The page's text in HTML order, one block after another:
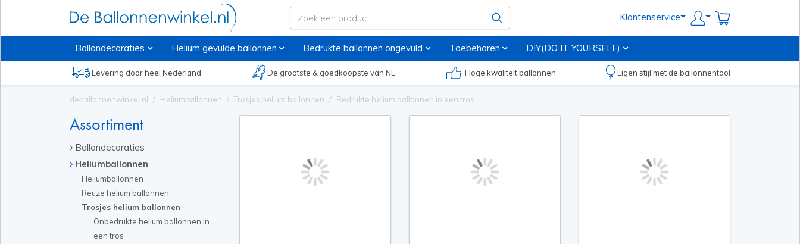
Klantenservice
Ballondecoraties Helium gevulde ballonnen Bedrukte ballonnen ongevuld Toebehoren DIY(DO IT YOURSELF)
Levering door heel Nederland De grootste & goedkoopste van NL Hoge kwaliteit ballonnen Eigen stijl met de ballonnentool
deballonnenwinkel.nl Heliumballonnen Trosjes helium ballonnen Bedrukte helium ballonnen in een tros
Assortiment
Ballondecoraties
Heliumballonnen
Heliumballonnen
Reuze helium ballonnen
Trosjes helium ballonnen
Onbedrukte helium ballonnen in
een tros